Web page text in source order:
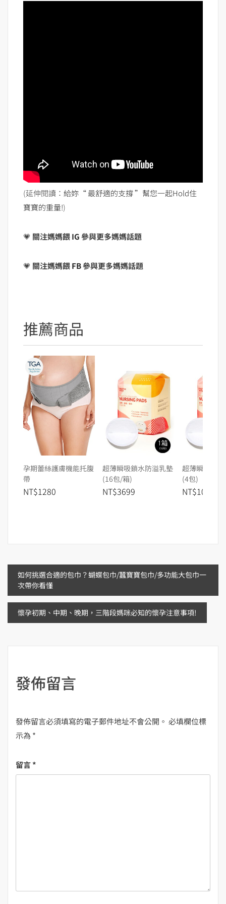
(延伸閱讀： 給妳“ 最舒適的支撐 ”幫您一起Hold住
寶寶的重量!)
💗 關注媽媽餵IG參與更多媽媽話題
💗 關注媽媽餵FB參與更多媽媽話題
推薦商品
孕期蕾絲護膚機能托腹
帶
NT$1280
超薄瞬吸鎖水防溢乳墊
(16包/箱)
NT$3699
超薄瞬吸鎖
(4包)
NT$1099
文
章
導
如何挑選合適的包巾？蝴蝶包巾/蠶寶寶包巾/多功能大包巾一
次帶你看懂
懷孕初期、中期、晚期，三階段媽咪必知的懷孕注意事項!
發佈留言
發佈留言必須填寫的電子郵件地址不會公開。 必填欄位標
示為 *
留言*